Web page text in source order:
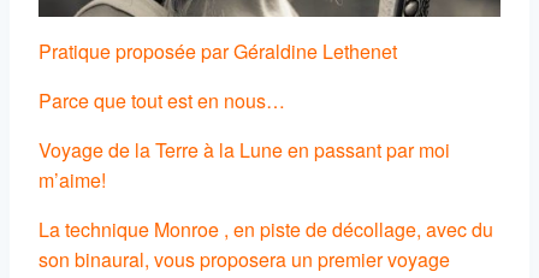
Pratique proposée par Géraldine Lethenet
Parce que tout est en nous…
Voyage de la Terre à la Lune en passant par moi
m’aime!
La technique Monroe , en piste de décollage, avec du
son binaural, vous proposera un premier voyage